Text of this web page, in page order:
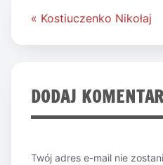
Nawigacja
« Kostiuczenko Nikołaj
DODAJ
Twój adres e-mail nie